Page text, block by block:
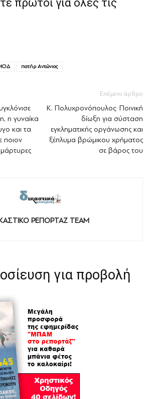
πρώτοι για όλες τις
πατήρ Αντώνιος
η γυναίκα
και τα
ποιον
μάρτυρες
Επόμενο άρθρο
Κ. Πολυχρονόπουλος: Ποινική
δίωξη για σύσταση
εγκληματικής οργάνωσης και
ξέπλυμα βρώμικου χρήματος
σε βάρος του
ΡΕΠΟΡΤΑΖ TEAM
για προβολή